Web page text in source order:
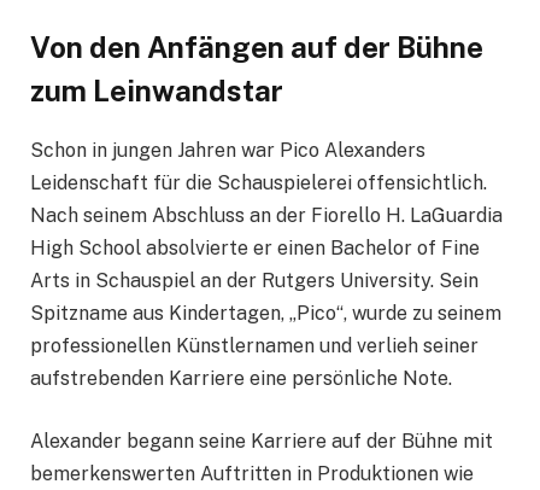
Von den Anfängen auf der Bühne
zum Leinwandstar
Schon in jungen Jahren war Pico Alexanders
Leidenschaft für die Schauspielerei offensichtlich.
Nach seinem Abschluss an der Fiorello H. LaGuardia
High School absolvierte er einen Bachelor of Fine
Arts in Schauspiel an der Rutgers University. Sein
Spitzname aus Kindertagen, „Pico“, wurde zu seinem
professionellen Künstlernamen und verlieh seiner
aufstrebenden Karriere eine persönliche Note.
Alexander begann seine Karriere auf der Bühne mit
bemerkenswerten Auftritten in Produktionen wie